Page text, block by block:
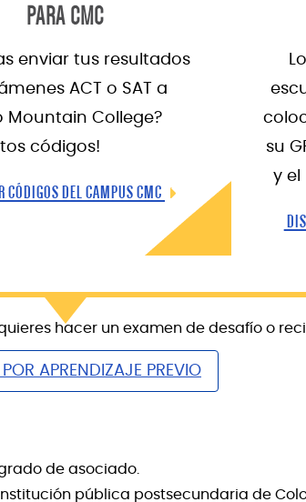
PARA CMC
enviar tus resultados
ACT o SAT a
Mountain College?
códigos!
CÓDIGOS DEL CAMPUS CMC
su
y el
hacer un examen de desafío o
APRENDIZAJE PREVIO
de asociado.
pública postsecundaria de